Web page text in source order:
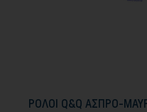
ΡΟΛΟΙ Q&Q ΑΣΠΡΟ-